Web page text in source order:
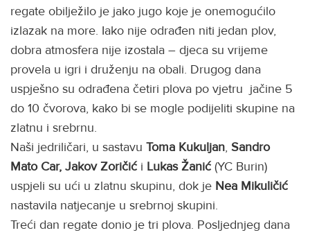
regate obilježilo je jako jugo koje je onemogućilo
izlazak na more. Iako nije odrađen niti jedan plov,
dobra atmosfera nije izostala – djeca su vrijeme
provela u igri i druženju na obali. Drugog dana
uspješno su odrađena četiri plova po vjetru jačine 5
do 10 čvorova, kako bi se mogle podijeliti skupine na
zlatnu i srebrnu.
Naši jedriličari, u sastavu Toma Kukuljan, Sandro
Mato Car, Jakov Zoričići Lukas Žanić(YC Burin)
uspjeli su ući u zlatnu skupinu, dok je Nea Mikuličić
nastavila natjecanje u srebrnoj skupini.
Treći dan regate donio je tri plova. Posljednjeg dana